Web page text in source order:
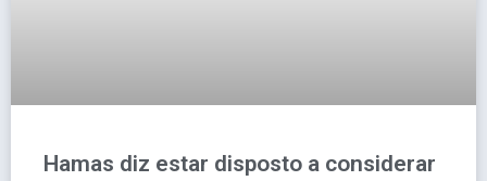
Hamas diz estar disposto a considerar